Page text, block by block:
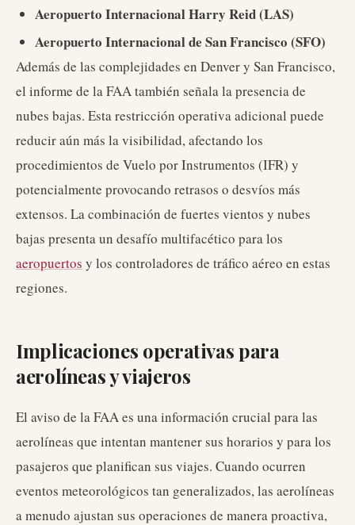
Aeropuerto Internacional Harry Reid (LAS)
Aeropuerto Internacional de San Francisco (SFO)
Además de las complejidades en Denver y San Francisco,
el informe de la FAA también señala la presencia de
nubes bajas. Esta restricción operativa adicional puede
reducir aún más la visibilidad, afectando los
procedimientos de Vuelo por Instrumentos (IFR) y
potencialmente provocando retrasos o desvíos más
extensos. La combinación de fuertes vientos y nubes
bajas presenta un desafío multifacético para los
aeropuertos y los controladores de tráfico aéreo en estas
regiones.
Implicaciones operativas para
aerolíneas y viajeros
El aviso de la FAA es una información crucial para las
aerolíneas que intentan mantener sus horarios y para los
pasajeros que planifican sus viajes. Cuando ocurren
eventos meteorológicos tan generalizados, las aerolíneas
a menudo ajustan sus operaciones de manera proactiva,